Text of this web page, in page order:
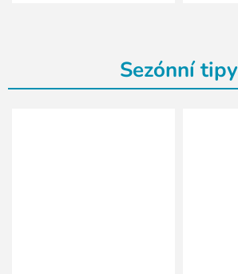
Sezónní tipy